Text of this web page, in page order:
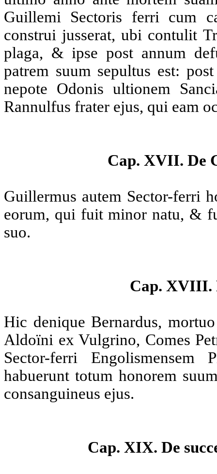
Guillemi Sectoris ferri cum
construi jusserat, ubi contulit
plaga, & ipse post annum
patrem suum sepultus est:
nepote Odonis ultionem
Rannulfus frater ejus, qui eam
Cap. XVII. De
Guillermus autem Sector-ferri
eorum, qui fuit minor natu, &
suo.
Cap. XVIII.
Hic denique Bernardus,
Aldoïni ex Vulgrino, Comes
Sector-ferri
habuerunt totum honorem
consanguineus ejus.
Cap. XIX. De